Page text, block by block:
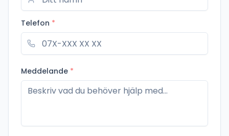
Telefon *
Meddelande *